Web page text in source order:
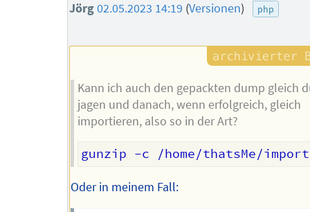
Jörg02.05.2023 14:19 (Versionen) php
Kann ich auch den gepackten dump gleich
jagen und danach, wenn erfolgreich, gleich
importieren, also so in der Art?
Oder in meinem Fall: